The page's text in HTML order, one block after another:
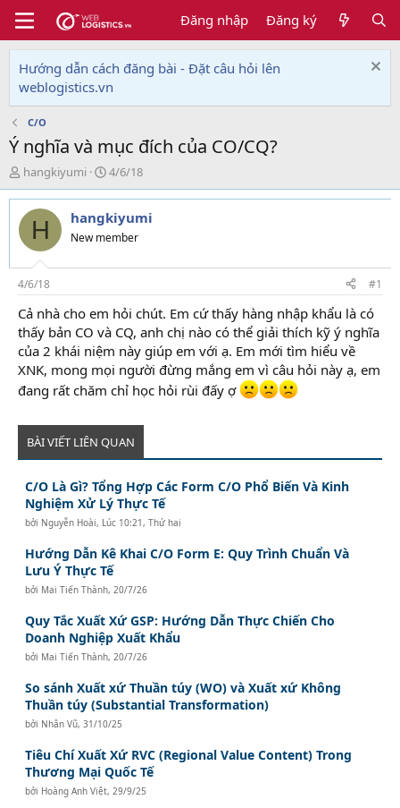
Đăng nhập Đăng ký
Hướng dẫn cách đăng bài - Đặt câu hỏi lên
weblogistics.vn
C/O
Ý nghĩa và mục đích của CO/CQ?
T
h
r
e
d
s
t
a
r
t
e
r
hangkiyumi
N
g
à
y
g
i
4/6/18
H hangkiyumi
New member
4/6/18 #1
Cả nhà cho em hỏi chút. Em cứ thấy hàng nhập khẩu là có
thấy bản CO và CQ, anh chị nào có thể giải thích kỹ ý nghĩa
của 2 khái niệm này giúp em với ạ. Em mới tìm hiểu về
XNK, mong mọi người đừng mắng em vì câu hỏi này ạ, em
đang rất chăm chỉ học hỏi rùi đấy ợ
BÀI VIẾT LIÊN QUAN
C/O Là Gì? Tổng Hợp Các Form C/O Phổ Biến Và Kinh
Nghiệm Xử Lý Thực Tế
bởi Nguyễn Hoài, Lúc 10:21, Thứ hai
Hướng Dẫn Kê Khai C/O Form E: Quy Trình Chuẩn Và
Lưu Ý Thực Tế
bởi Mai Tiến Thành, 20/7/26
Quy Tắc Xuất Xứ GSP: Hướng Dẫn Thực Chiến Cho
Doanh Nghiệp Xuất Khẩu
bởi Mai Tiến Thành, 20/7/26
So sánh Xuất xứ Thuần túy (WO) và Xuất xứ Không
Thuần túy (Substantial Transformation)
bởi Nhân Vũ,31/10/25
Tiêu Chí Xuất Xứ RVC (Regional Value Content) Trong
Thương Mại Quốc Tế
bởi Hoàng Anh Việt, 29/9/25